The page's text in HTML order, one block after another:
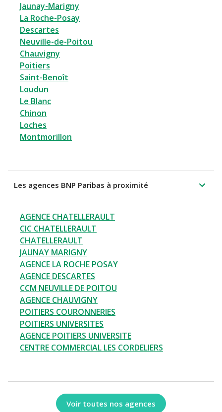
Jaunay-Marigny
La Roche-Posay
Descartes
Neuville-de-Poitou
Chauvigny
Poitiers
Saint-Benoît
Loudun
Le Blanc
Chinon
Loches
Montmorillon
Les agences BNP Paribas à proximité
AGENCE CHATELLERAULT
CIC CHATELLERAULT
CHATELLERAULT
JAUNAY MARIGNY
AGENCE LA ROCHE POSAY
AGENCE DESCARTES
CCM NEUVILLE DE POITOU
AGENCE CHAUVIGNY
POITIERS COURONNERIES
POITIERS UNIVERSITES
AGENCE POITIERS UNIVERSITE
CENTRE COMMERCIAL LES CORDELIERS
Voir toutes nos agences